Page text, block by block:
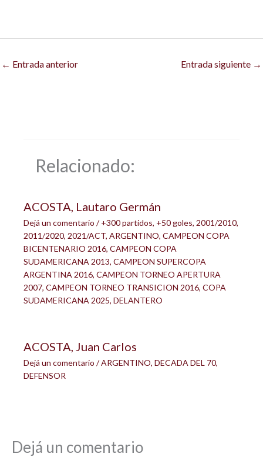
← Entrada anterior Entrada siguiente →
Relacionado:
ACOSTA, Lautaro Germán
Dejá un comentario /+300 partidos, +50 goles, 2001/2010,
2011/2020, 2021/ACT, ARGENTINO, CAMPEON COPA
BICENTENARIO 2016, CAMPEON COPA
SUDAMERICANA 2013, CAMPEON SUPERCOPA
ARGENTINA 2016, CAMPEON TORNEO APERTURA
2007, CAMPEON TORNEO TRANSICION 2016, COPA
SUDAMERICANA 2025, DELANTERO
ACOSTA, Juan Carlos
Dejá un comentario /ARGENTINO, DECADA DEL 70,
DEFENSOR
Dejá un comentario